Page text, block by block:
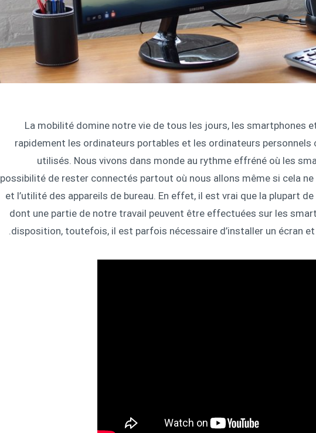
La mobilité domine notre vie de tous les jours, les smartphones
rapidement les ordinateurs portables et les ordinateurs personnels
utilisés. Nous vivons dans monde au rythme effréné où les
possibilité de rester connectés partout où nous allons même si cela
et l’utilité des appareils de bureau. En effet, il est vrai que la plupart
dont une partie de notre travail peuvent être effectuées sur les
disposition, toutefois, il est parfois nécessaire d’installer un écran et